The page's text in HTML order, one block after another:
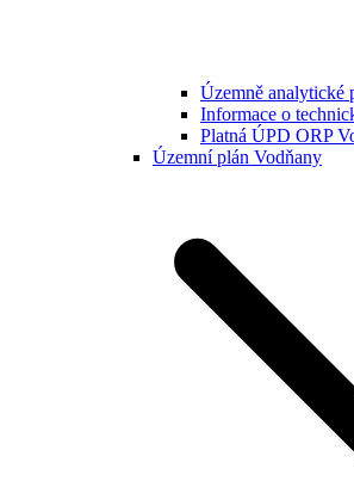
Územně analytické
Informace o
Platná ÚPD ORP
Územní plán Vodňany